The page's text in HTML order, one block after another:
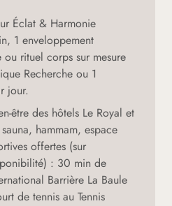
Éclat & Harmonie
1 enveloppement
ou rituel corps sur mesure
Recherche ou 1
jour.
être des hôtels Le Royal et
hammam, espace
offertes (sur
: 30 min de
Barrière La Baule
de tennis au Tennis